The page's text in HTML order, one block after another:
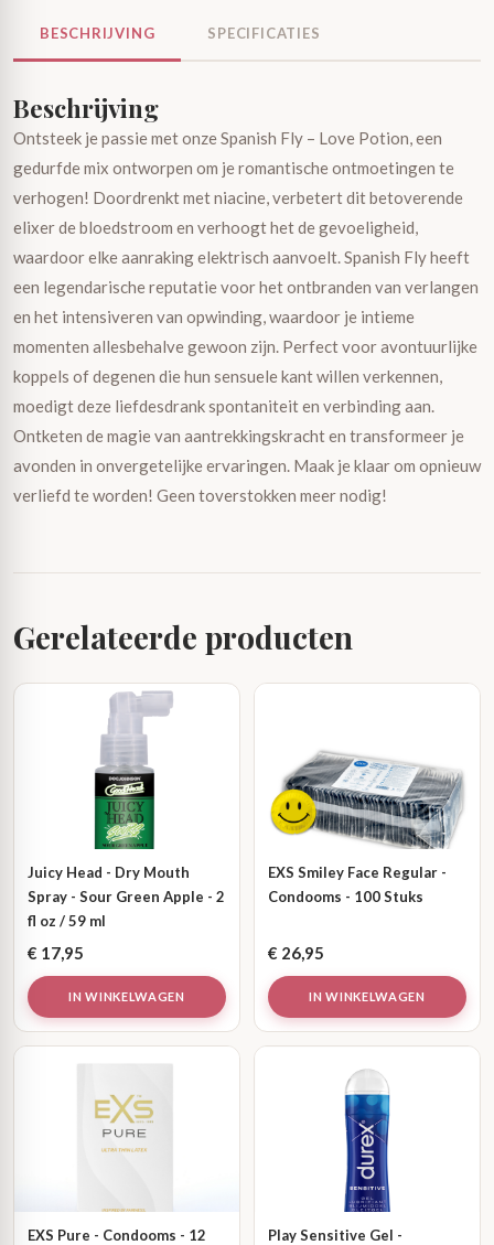
BESCHRIJVING SPECIFICATIES
Beschrijving
Ontsteek je passie met onze Spanish Fly – Love Potion, een
gedurfde mix ontworpen om je romantische ontmoetingen te
verhogen! Doordrenkt met niacine, verbetert dit betoverende
elixer de bloedstroom en verhoogt het de gevoeligheid,
waardoor elke aanraking elektrisch aanvoelt. Spanish Fly heeft
een legendarische reputatie voor het ontbranden van verlangen
en het intensiveren van opwinding, waardoor je intieme
momenten allesbehalve gewoon zijn. Perfect voor avontuurlijke
koppels of degenen die hun sensuele kant willen verkennen,
moedigt deze liefdesdrank spontaniteit en verbinding aan.
Ontketen de magie van aantrekkingskracht en transformeer je
avonden in onvergetelijke ervaringen. Maak je klaar om opnieuw
verliefd te worden! Geen toverstokken meer nodig!
Gerelateerde producten
Juicy Head - Dry Mouth
Spray - Sour Green Apple - 2
fl oz / 59 ml
€ 17,95
IN WINKELWAGEN
EXS Smiley Face Regular -
Condooms - 100 Stuks
€ 26,95
IN WINKELWAGEN
EXS Pure - Condooms - 12
Play Sensitive Gel -